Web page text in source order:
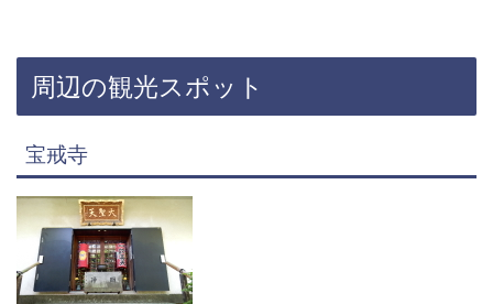
周辺の観光スポット
宝戒寺